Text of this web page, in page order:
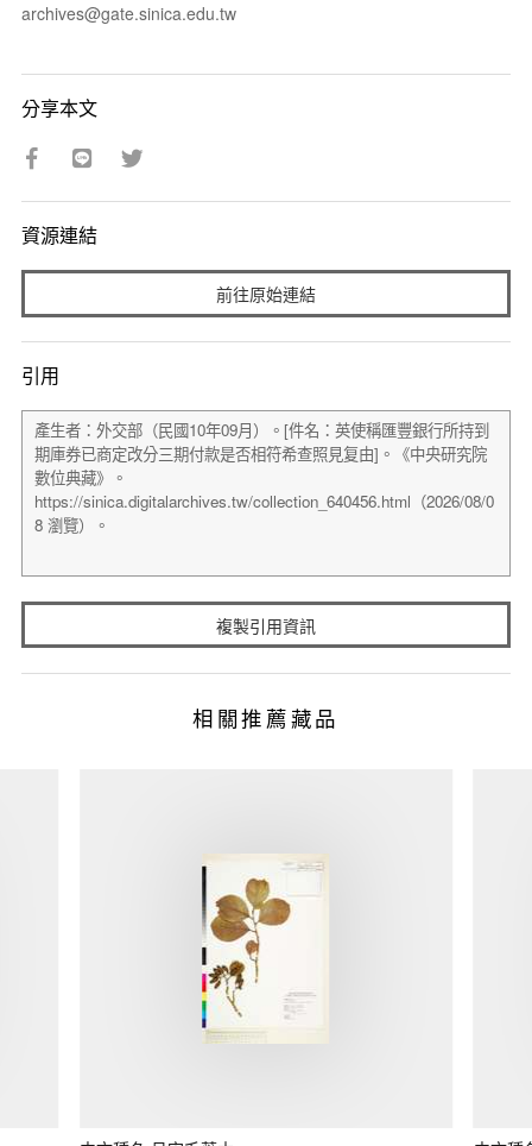
archives@gate.sinica.edu.tw
分享本文
資源連結
前往原始連結
引用
複製引用資訊
相關推薦藏品